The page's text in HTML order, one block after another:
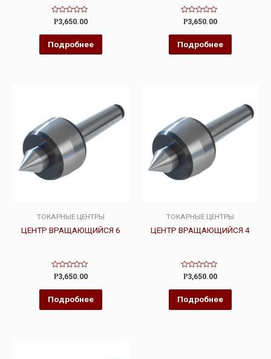
Оценка
0
из
Р3,650.00
Подробнее
Оценка
0
из
Р3,650.00
Подробнее
ТОКАРНЫЕ ЦЕНТРЫ
ЦЕНТР ВРАЩАЮЩИЙСЯ 6
Оценка
0
из
Р3,650.00
Подробнее
ТОКАРНЫЕ ЦЕНТРЫ
ЦЕНТР ВРАЩАЮЩИЙСЯ 4
Оценка
0
из
Р3,650.00
Подробнее